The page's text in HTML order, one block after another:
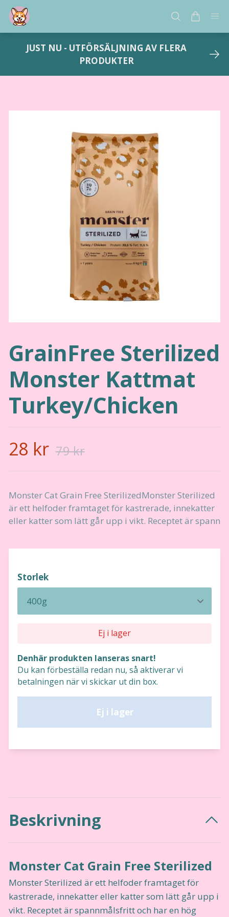
JUST NU - UTFÖRSÄLJNING AV FLERA
PRODUKTER
GrainFree Sterilized
Monster Kattmat
Turkey/Chicken
28 kr 79 kr
Monster Cat Grain Free SterilizedMonster Sterilized
är ett helfoder framtaget för kastrerade, innekatter
eller katter som lätt går upp i vikt. Receptet är spann
Storlek
Ej i lager
Denhär produkten lanseras snart!
Du kan förbeställa redan nu, så aktiverar vi
betalningen när vi skickar ut din box.
Ej i lager
Beskrivning
Monster Cat Grain Free Sterilized
Monster Sterilized är ett helfoder framtaget för
kastrerade, innekatter eller katter som lätt går upp i
vikt. Receptet är spannmålsfritt och har en hög